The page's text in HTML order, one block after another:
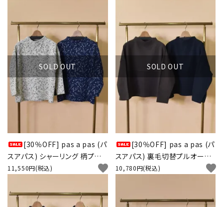
SOLD OUT
[30％OFF] pas a pas (パ
スアパス) シャーリング 柄プル
オーバー
11,550円(税込) favorite
SOLD OUT
[30％OFF] pas a pas (パ
スアパス) 裏毛切替プルオーバ
ー
10,780円(税込) favorite